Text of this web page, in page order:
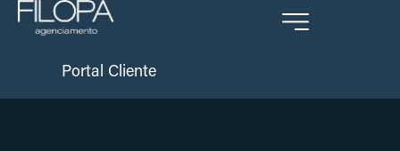
Portal Cliente